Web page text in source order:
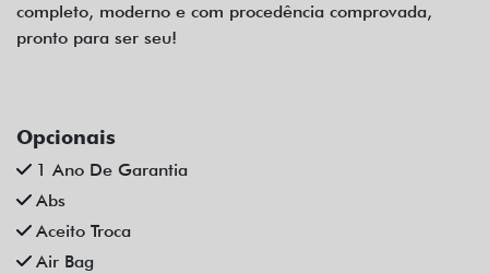
completo, moderno e com procedência comprovada,
pronto para ser seu!
Opcionais
1 Ano De Garantia
Abs
Aceito Troca
Air Bag